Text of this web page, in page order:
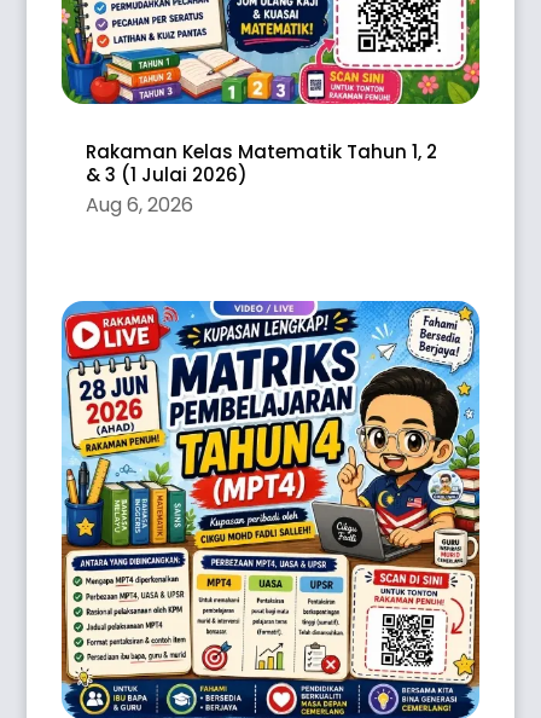
Rakaman Kelas Matematik Tahun 1, 2
& 3 (1 Julai 2026)
Aug 6, 2026